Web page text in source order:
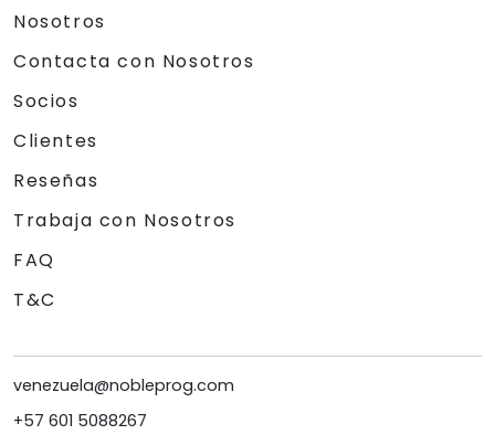
Nosotros
Contacta con Nosotros
Socios
Clientes
Reseñas
Trabaja con Nosotros
FAQ
T&C
venezuela@nobleprog.com
+57 601 5088267